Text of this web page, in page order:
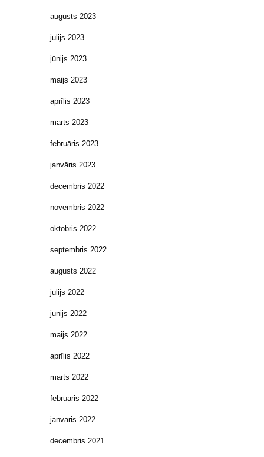
augusts 2023
jūlijs 2023
jūnijs 2023
maijs 2023
aprīlis 2023
marts 2023
februāris 2023
janvāris 2023
decembris 2022
novembris 2022
oktobris 2022
septembris 2022
augusts 2022
jūlijs 2022
jūnijs 2022
maijs 2022
aprīlis 2022
marts 2022
februāris 2022
janvāris 2022
decembris 2021